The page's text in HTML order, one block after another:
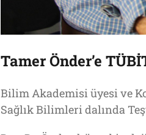
Tamer Önder’e
Bilim Akademisi üyesi ve
Sağlık Bilimleri dalında